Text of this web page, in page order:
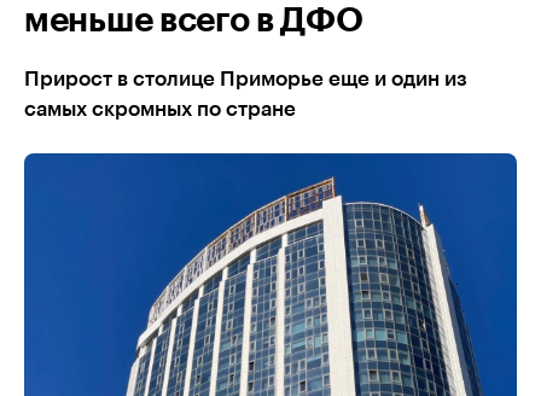
меньше всего в ДФО
Прирост в столице Приморье еще и один из
самых скромных по стране